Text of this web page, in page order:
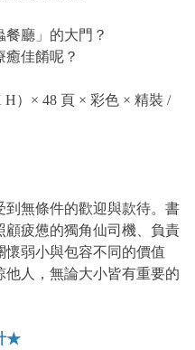
廳」的大門？
佳餚呢？
H）× 48 頁 × 彩色 × 精裝 /
無條件的歡迎與款待。書
顧疲憊的獨角仙司機、負責
弱小與包容不同的價值
人，無論大小皆有重要的
★